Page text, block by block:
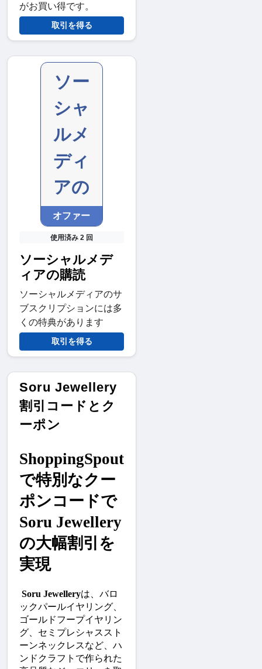
がお買い得です。
取引を得る
ソー
シャ
ルメ
ディ
アの
オファー
使用済み 2 回
ソーシャルメデ
ィアの購読
ソーシャルメディアのサ
ブスクリプションには多
くの特典があります
取引を得る
Soru Jewellery
割引コードとク
ーポン
ShoppingSpout
で特別なクー
ポンコードで
Soru Jewellery
の大幅割引を
実現
Soru Jewelleryは、バロ
ックパールイヤリング、
ゴールドフープイヤリン
グ、セミプレシャススト
ーンネックレスなど、ハ
ンドクラフトで作られた